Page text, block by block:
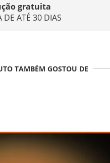
gratuita
DE ATÉ 30 DIAS
TAMBÉM GOSTOU DE